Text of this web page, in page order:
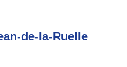
de-la-Ruelle